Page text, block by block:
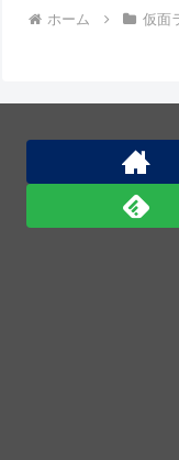
彼女「妊娠した
日本兵撃ち施設
結果、「抗日テ
ホーム 仮面